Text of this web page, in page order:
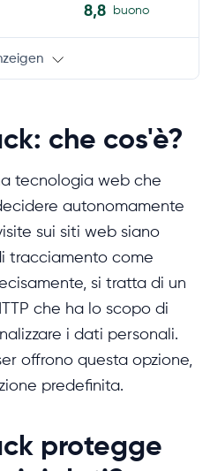
8,8 buono
che cos'è?
tecnologia web che
autonomamente
sui siti web siano
tracciamento come
si tratta di un
che ha lo scopo di
i dati personali.
offrono questa opzione,
predefinita.
protegge